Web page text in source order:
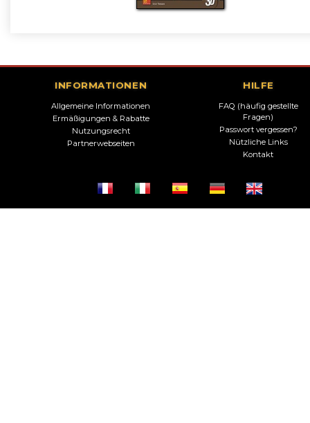
INFORMATIONEN
Allgemeine Informationen
Ermäßigungen & Rabatte
Nutzungsrecht
Partnerwebseiten
HILFE
FAQ (häufig gestellte
Fragen)
Passwort vergessen?
Nützliche Links
Kontakt